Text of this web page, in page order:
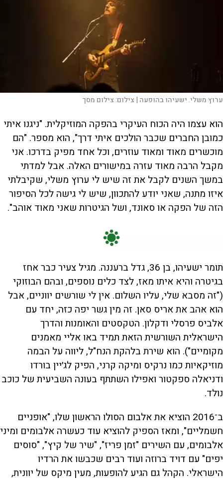
ערוץ משלי. ישעיהו בהופעה | צילום:צילום מסך
הוא עצמו היה הכוח העיקרי בהפקה המוזיקלית. "ניגנו איתי
כמובן החברים שכבר הולכים איתי דרך", הוא מספר. "הם
מוכשרים מאוד ומאוד עוזרים, וכל אחד מפיק בדרכו. אני
מקבל הרבה מאוד עזרה במישורים האלה. אבל למדתי
במשך השנים לקבל את זה שיש לי ערוץ משלי, שקיבלתי
איזו מתנה, שאני יודע להתכוון, שיש לי גישה לכל הסיפור
הזה של הפקה או סאונד, ושל הגיטרות שאני מאוד אוהב".
תומר ישעיהו, בן 36, גדל ברעננה. מגיל צעיר כבר אחז
בגיטרה והיא איתו מאז, לצד כלים נוספים, ובהם הבוזוקי
("זה מסבא שלי, עליו השלום. אין לי שורשים יווניים, אבל
הוא אהב את אריס סאן. זה מין גשר יפה כזה, יחד עם
אלביס פרסלי ודקלון. הטקסטים והאומנות והדרך
הישראלית השורשית הזאת תמיד באו אליי מאמנים
מקומיים"). הוא שירת בלהקת הנח"ל, ליווה על הבמה
מוזיקאיות כמו נרקיס ומיקה קרני, הפיק לג׳יין בורדו
ודניאלה ספקטור ואפילו השתתף בעונה השביעית של כוכב
נולד.
ב־2016 הוציא את אלבום הסולו הראשון שלו, "אופניים
חשמליים", ומאז הספיק להוציא עוד כעשרה אלבומים ומיני
אלבומים, עם השירים "זמן פריז", "שיר של קיץ", "סוסים
יפים" עם דויד ברוזה ועוד רבים שכבשו את הרדיו
הישראלי. הקהל גם הגיע להופעות, מעין מיקס של יוונית,